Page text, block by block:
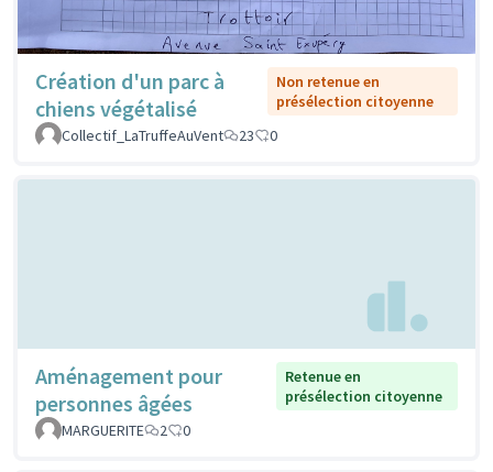
Création d'un parc à
chiens végétalisé
Non retenue en
présélection citoyenne
Collectif_LaTruffeAuVent
23 0
Aménagement pour
personnes âgées
Retenue en
présélection citoyenne
MARGUERITE
2 0